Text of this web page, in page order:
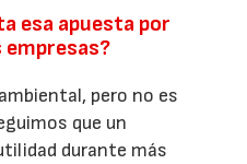
esa apuesta por
pero no es
que un
durante más